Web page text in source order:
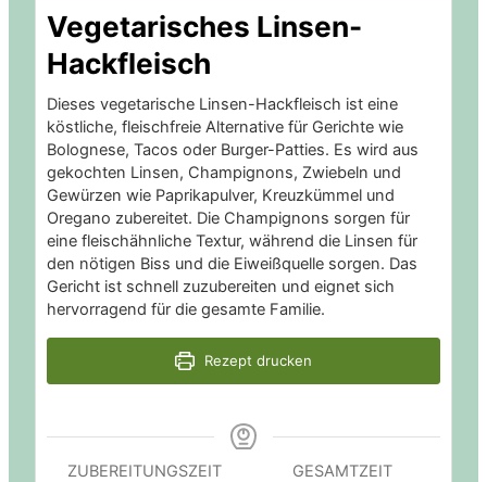
Vegetarisches Linsen-
Hackfleisch
Dieses vegetarische Linsen-Hackfleisch ist eine
köstliche, fleischfreie Alternative für Gerichte wie
Bolognese, Tacos oder Burger-Patties. Es wird aus
gekochten Linsen, Champignons, Zwiebeln und
Gewürzen wie Paprikapulver, Kreuzkümmel und
Oregano zubereitet. Die Champignons sorgen für
eine fleischähnliche Textur, während die Linsen für
den nötigen Biss und die Eiweißquelle sorgen. Das
Gericht ist schnell zuzubereiten und eignet sich
hervorragend für die gesamte Familie.
Rezept drucken
ZUBEREITUNGSZEIT
GESAMTZEIT